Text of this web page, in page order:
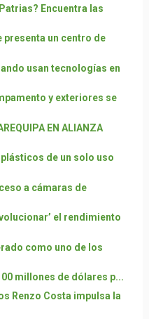
Encuentra las
presenta un centro de
usan tecnologías en
y exteriores se
EN ALIANZA
plásticos de un solo uso
a cámaras de
el rendimiento
como uno de los
millones de dólares p...
Renzo Costa impulsa la